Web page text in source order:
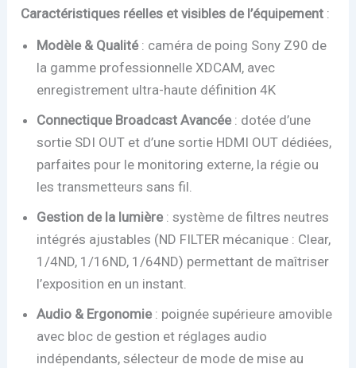
Caractéristiques réelles et visibles de l’équipement :
Modèle & Qualité: caméra de poing Sony Z90 de
la gamme professionnelle XDCAM, avec
enregistrement ultra-haute définition 4K
Connectique Broadcast Avancée: dotée d’une
sortie SDI OUT et d’une sortie HDMI OUT dédiées,
parfaites pour le monitoring externe, la régie ou
les transmetteurs sans fil.
Gestion de la lumière: système de filtres neutres
intégrés ajustables (ND FILTER mécanique : Clear,
1/4ND, 1/16ND, 1/64ND) permettant de maîtriser
l’exposition en un instant.
Audio & Ergonomie: poignée supérieure amovible
avec bloc de gestion et réglages audio
indépendants, sélecteur de mode de mise au